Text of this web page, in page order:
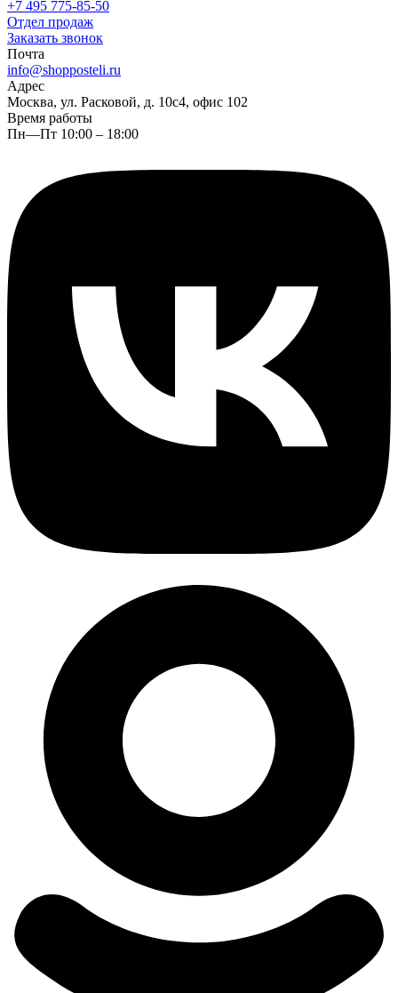
+7 495 775-85-50
Отдел продаж
Заказать звонок
Почта
info@shopposteli.ru
Адрес
Москва, ул. Расковой, д. 10с4, офис 102
Время работы
Пн—Пт 10:00 – 18:00